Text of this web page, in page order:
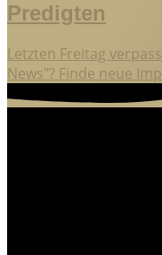
Predigten
Letzten Freitag
News"? Finde neue